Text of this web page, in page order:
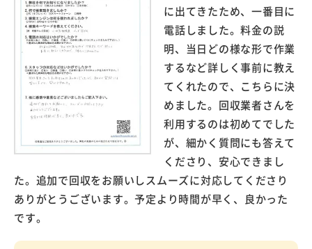
に出てきたため、一番目に
電話しました。料金の説
明、当日どの様な形で作業
するなど詳しく事前に教え
てくれたので、こちらに決
めました。回収業者さんを
利用するのは初めてでした
が、細かく質問にも答えて
くださり、安心できまし
た。追加で回収をお願いしスムーズに対応してくださり
ありがとうございます。予定より時間が早く、良かった
です。